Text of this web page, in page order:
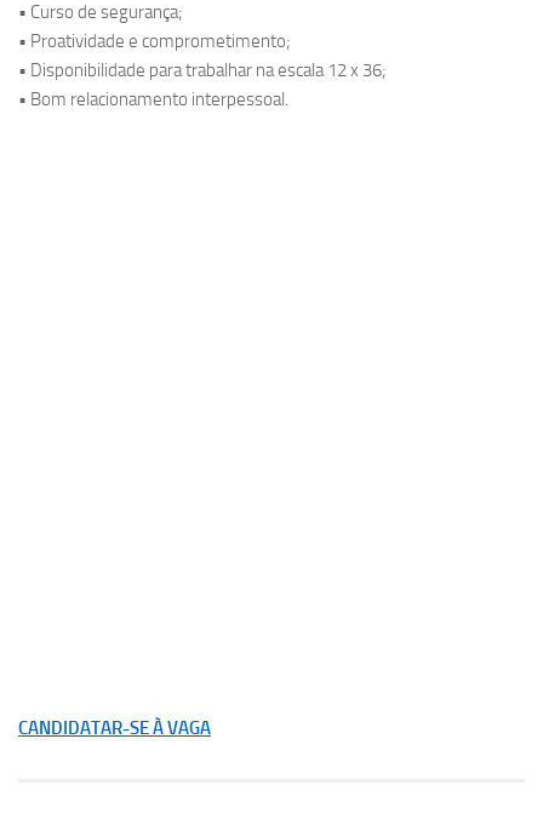
• Curso de segurança;
• Proatividade e comprometimento;
• Disponibilidade para trabalhar na escala 12 x 36;
• Bom relacionamento interpessoal.
CANDIDATAR-SE À VAGA